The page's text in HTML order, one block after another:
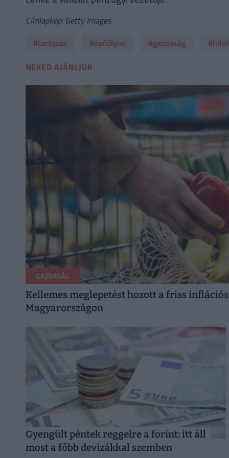
Címlapkép: Getty Images
#tartozás
#építőipar #gazdaság
NEKED AJÁNLJUK
GAZDASÁG
Kellemes meglepetést hozott a friss
Magyarországon
Gyengült péntek reggelre a forint: itt áll
most a főbb devizákkal szemben